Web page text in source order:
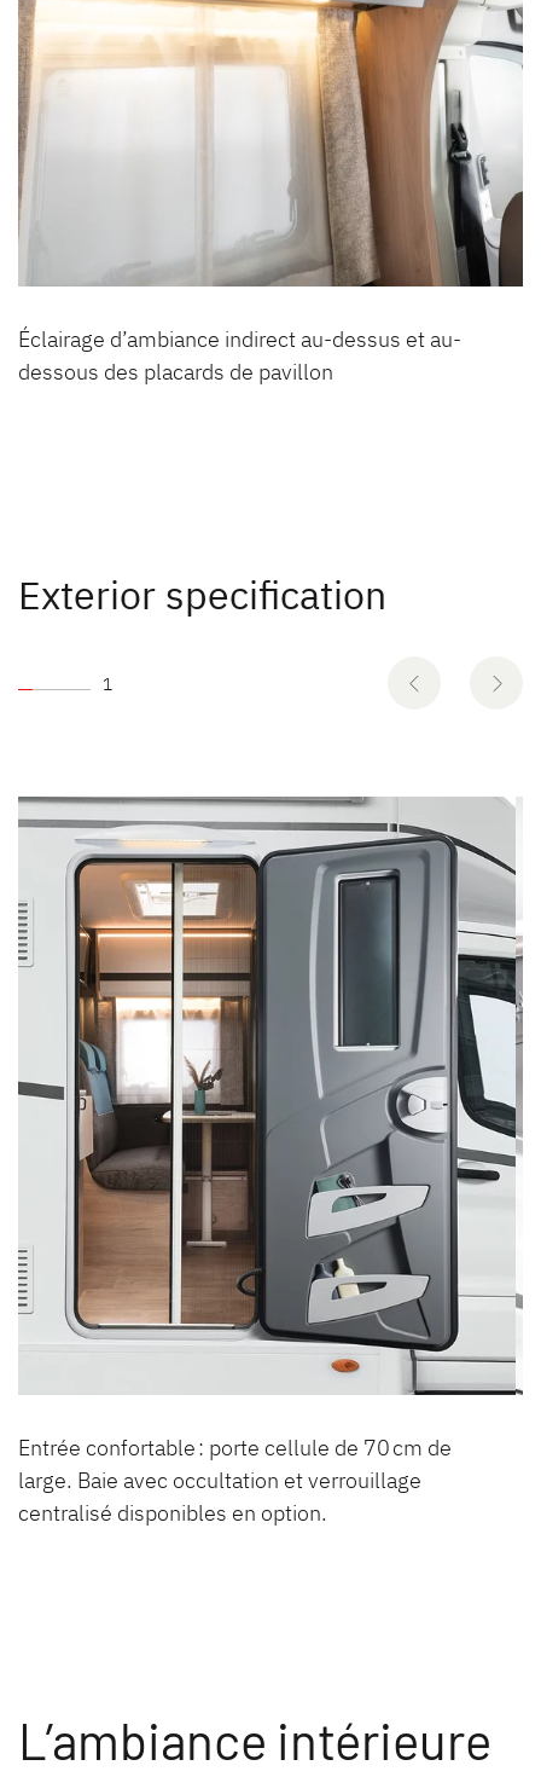
Éclairage d’ambiance indirect au-dessus et au-
dessous des placards de pavillon
Exterior specification
1
Entrée confortable : porte cellule de 70 cm de
large. Baie avec occultation et verrouillage
centralisé disponibles en option.
L’ambiance intérieure